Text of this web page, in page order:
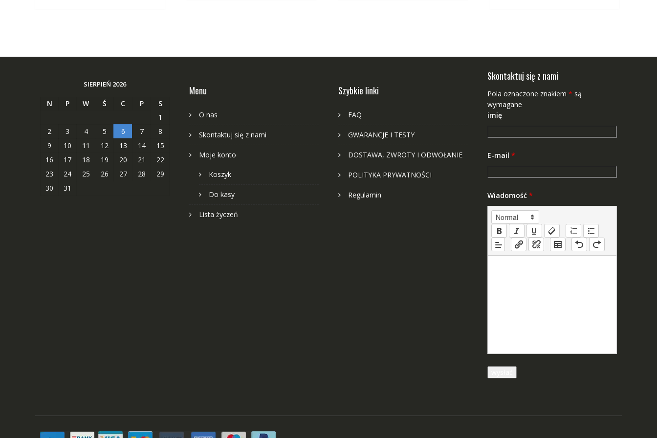
SIERPIEŃ 2026
N P W Ś C P
S
1
2
3 4 5 6 7
8
9
10 11 12 13 14
15
16
17 18 19 20 21
22
23
24 25 26 27 28
29
30
31
Menu
O nas
Skontaktuj się z nami
Moje konto
Koszyk
Do kasy
Lista życzeń
Szybkie linki
FAQ
GWARANCJE I TESTY
DOSTAWA, ZWROTY I ODWOŁANIE
POLITYKA PRYWATNOŚCI
Regulamin
Skontaktuj się z nami
Pola oznaczone znakiem * są
wymagane
imię
E-mail *
Wiadomość *